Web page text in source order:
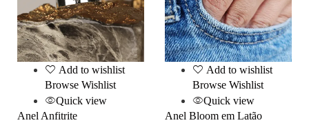
Add to wishlist
Browse Wishlist
Quick view
Anel Anfitrite
Add to wishlist
Browse Wishlist
Quick view
Anel Bloom em Latão